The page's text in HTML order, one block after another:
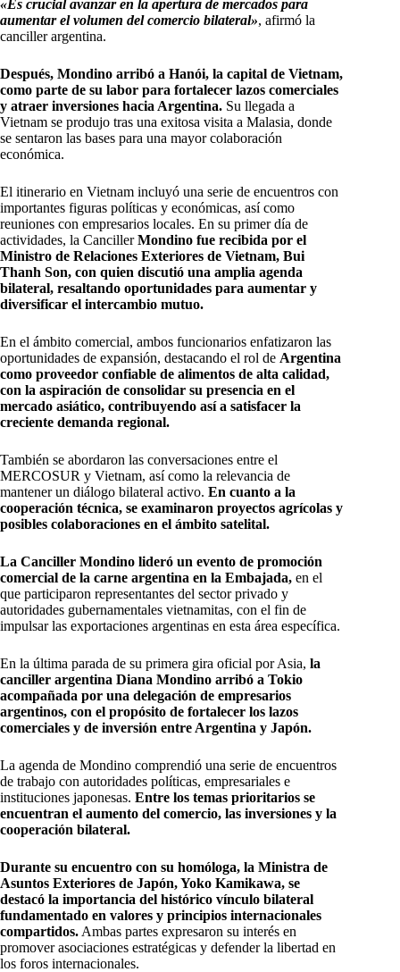
«Es crucial avanzar en la apertura de mercados para
aumentar el volumen del comercio bilateral», afirmó la
canciller argentina.
Después, Mondino arribó a Hanói, la capital de Vietnam,
como parte de su labor para fortalecer lazos comerciales
y atraer inversiones hacia Argentina. Su llegada a
Vietnam se produjo tras una exitosa visita a Malasia, donde
se sentaron las bases para una mayor colaboración
económica.
El itinerario en Vietnam incluyó una serie de encuentros con
importantes figuras políticas y económicas, así como
reuniones con empresarios locales. En su primer día de
actividades, la CancillerMondino fue recibida por el
Ministro de Relaciones Exteriores de Vietnam, Bui
Thanh Son, con quien discutió una amplia agenda
bilateral, resaltando oportunidades para aumentar y
diversificar el intercambio mutuo.
En el ámbito comercial, ambos funcionarios enfatizaron las
oportunidades de expansión, destacando el rol de Argentina
como proveedor confiable de alimentos de alta calidad,
con la aspiración de consolidar su presencia en el
mercado asiático, contribuyendo así a satisfacer la
creciente demanda regional.
También se abordaron las conversaciones entre el
MERCOSUR y Vietnam, así como la relevancia de
mantener un diálogo bilateral activo. En cuanto a la
cooperación técnica, se examinaron proyectos agrícolas y
posibles colaboraciones en el ámbito satelital.
La Canciller Mondino lideró un evento de promoción
comercial de la carne argentina en la Embajada, en el
que participaron representantes del sector privado y
autoridades gubernamentales vietnamitas, con el fin de
impulsar las exportaciones argentinas en esta área específica.
En la última parada de su primera gira oficial por Asia, la
canciller argentina Diana Mondino arribó a Tokio
acompañada por una delegación de empresarios
argentinos, con el propósito de fortalecer los lazos
comerciales y de inversión entre Argentina y Japón.
La agenda de Mondino comprendió una serie de encuentros
de trabajo con autoridades políticas, empresariales e
instituciones japonesas. Entre los temas prioritarios se
encuentran el aumento del comercio, las inversiones y la
cooperación bilateral.
Durante su encuentro con su homóloga, la Ministra de
Asuntos Exteriores de Japón, Yoko Kamikawa, se
destacó la importancia del histórico vínculo bilateral
fundamentado en valores y principios internacionales
compartidos. Ambas partes expresaron su interés en
promover asociaciones estratégicas y defender la libertad en
los foros internacionales.